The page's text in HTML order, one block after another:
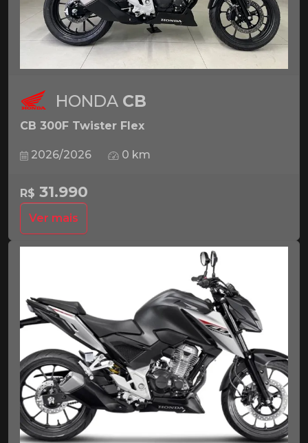
HONDA CB
CB 300F Twister Flex
2026/2026 0 km
R$ 31.990
Ver mais